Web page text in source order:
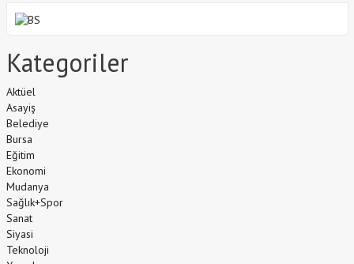
Kategoriler
Aktüel
Asayiş
Belediye
Bursa
Eğitim
Ekonomi
Mudanya
Sağlık+Spor
Sanat
Siyasi
Teknoloji